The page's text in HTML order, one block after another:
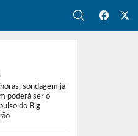
sondagem já
poderá ser o
do Big